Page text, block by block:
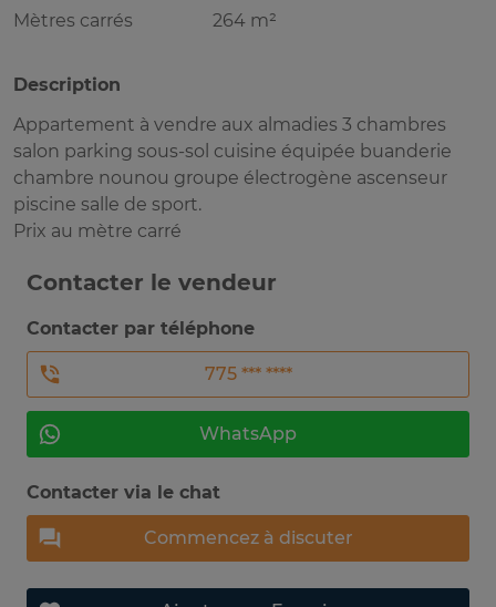
Mètres carrés
264 m²
Description
Appartement à vendre aux almadies 3 chambres
salon parking sous-sol cuisine équipée buanderie
chambre nounou groupe électrogène ascenseur
piscine salle de sport.
Prix au mètre carré
Contacter le vendeur
Contacter par téléphone
775 *** ****
WhatsApp
Contacter via le chat
Commencez à discuter